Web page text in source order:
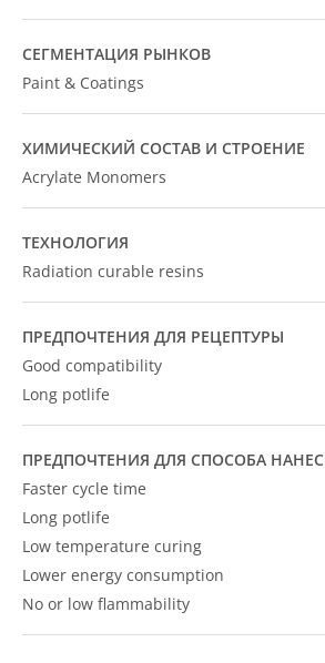
СЕГМЕНТАЦИЯ РЫНКОВ
Paint & Coatings
ХИМИЧЕСКИЙ СОСТАВ И СТРОЕНИЕ
Acrylate Monomers
ТЕХНОЛОГИЯ
Radiation curable resins
ПРЕДПОЧТЕНИЯ ДЛЯ РЕЦЕПТУРЫ
Good compatibility
Long potlife
ПРЕДПОЧТЕНИЯ ДЛЯ СПОСОБА
Faster cycle time
Long potlife
Low temperature curing
Lower energy consumption
No or low flammability